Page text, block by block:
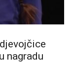
nagradu